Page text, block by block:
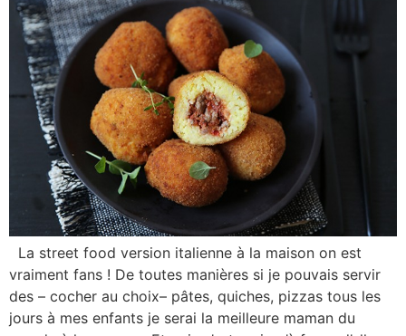
La street food version italienne à la maison on est
vraiment fans ! De toutes manières si je pouvais servir
des – cocher au choix– pâtes, quiches, pizzas tous les
jours à mes enfants je serai la meilleure maman du